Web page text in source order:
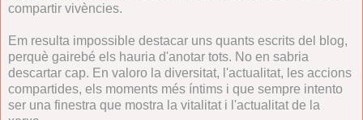
compartir vivències.
Em resulta impossible destacar uns quants escrits del blog,
perquè gairebé els hauria d'anotar tots. No en sabria
descartar cap. En valoro la diversitat, l'actualitat, les accions
compartides, els moments més íntims i que sempre intento
ser una finestra que mostra la vitalitat i l'actualitat de la